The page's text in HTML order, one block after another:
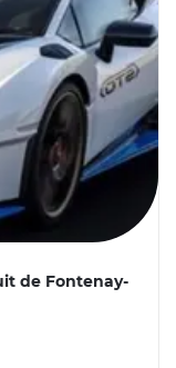
de Fontenay-